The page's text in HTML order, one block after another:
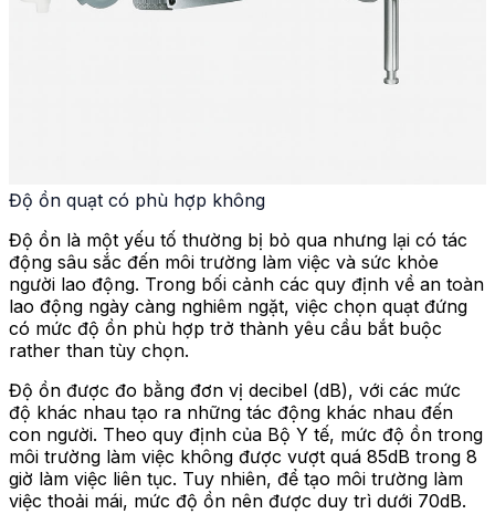
Độ ồn quạt có phù hợp không
Độ ồn là một yếu tố thường bị bỏ qua nhưng lại có tác
động sâu sắc đến môi trường làm việc và sức khỏe
người lao động. Trong bối cảnh các quy định về an toàn
lao động ngày càng nghiêm ngặt, việc chọn quạt đứng
có mức độ ồn phù hợp trở thành yêu cầu bắt buộc
rather than tùy chọn.
Độ ồn được đo bằng đơn vị decibel (dB), với các mức
độ khác nhau tạo ra những tác động khác nhau đến
con người. Theo quy định của Bộ Y tế, mức độ ồn trong
môi trường làm việc không được vượt quá 85dB trong 8
giờ làm việc liên tục. Tuy nhiên, để tạo môi trường làm
việc thoải mái, mức độ ồn nên được duy trì dưới 70dB.